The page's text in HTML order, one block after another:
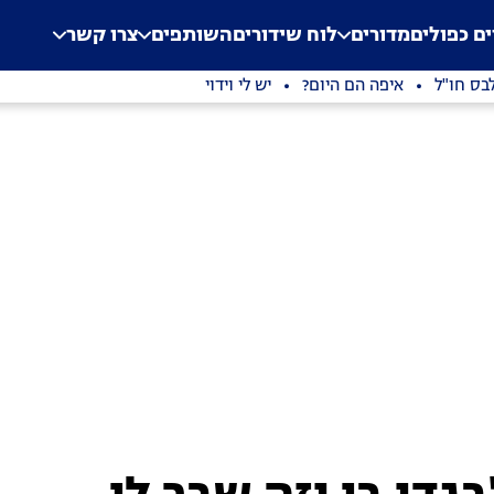
Application error: a
. כפוליםמדורים לוח שידוריםהשותפים צרו קשר
חו"ל איפה הם היום? יש לי וידוי